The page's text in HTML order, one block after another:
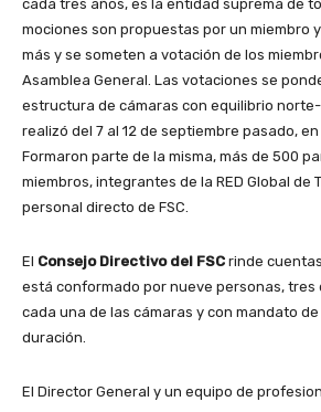
cada tres años, es la entidad suprema de
mociones son propuestas por un miembro
más y se someten a votación de los
Asamblea General. Las votaciones se
estructura de cámaras con equilibrio norte-
realizó del 7 al 12 de septiembre pasado, en
Formaron parte de la misma, más de 500
miembros, integrantes de la RED Global de
personal directo de FSC.
El Consejo Directivo del FSC rinde
está conformado por nueve personas, tres
cada una de las cámaras y con mandato
duración.
El Director General y un equipo de